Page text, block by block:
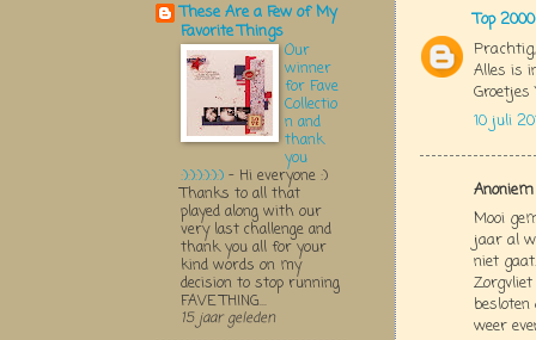
Top
Alles is
Groetjes
10 juli
Mooi
jaar al
niet
weer
These Are a Few of My
Favorite Things
Our
winner
for Fave
Collectio
n and
thank
you
:):):):):):) - Hi everyone :)
Thanks to all that
played along with our
very last challenge and
thank you all for your
kind words on my
decision to stop running
FAVE THING...
15 jaar geleden